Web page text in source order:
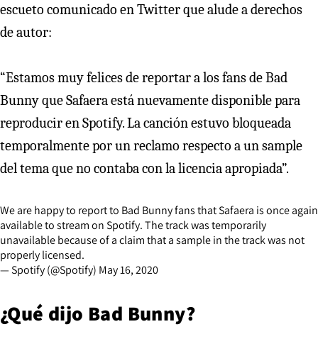
escueto comunicado en Twitter que alude a derechos
de autor:
“Estamos muy felices de reportar a los fans de Bad
Bunny que Safaera está nuevamente disponible para
reproducir en Spotify. La canción estuvo bloqueada
temporalmente por un reclamo respecto a un sample
del tema que no contaba con la licencia apropiada”.
We are happy to report to Bad Bunny fans that Safaera is once again
available to stream on Spotify. The track was temporarily
unavailable because of a claim that a sample in the track was not
properly licensed.
— Spotify (@Spotify) May 16, 2020
¿Qué dijo Bad Bunny?